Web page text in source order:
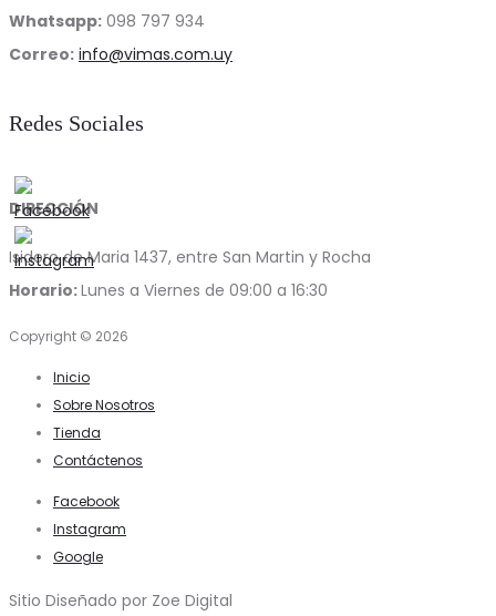
Whatsapp: 098 797 934
Correo: info@vimas.com.uy
Redes Sociales
DIRECCIÓN
Isidoro de Maria 1437, entre San Martin y Rocha
Horario:Lunes a Viernes de 09:00 a 16:30
Copyright © 2026
Inicio
Sobre Nosotros
Tienda
Contáctenos
Facebook
Instagram
Google
Sitio Diseñado por Zoe Digital